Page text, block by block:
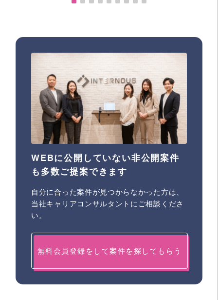
WEBに公開していない非公開案件
も多数ご提案できます
自分に合った案件が見つからなかった方は、
当社キャリアコンサルタントにご相談くださ
い。
無料会員登録をして案件を探してもらう